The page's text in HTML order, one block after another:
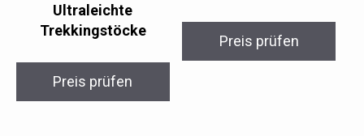
Ultraleichte
Trekkingstöcke
Preis prüfen
Preis prüfen